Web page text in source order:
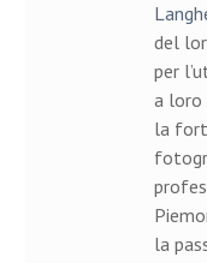
del
per
a loro
la
la